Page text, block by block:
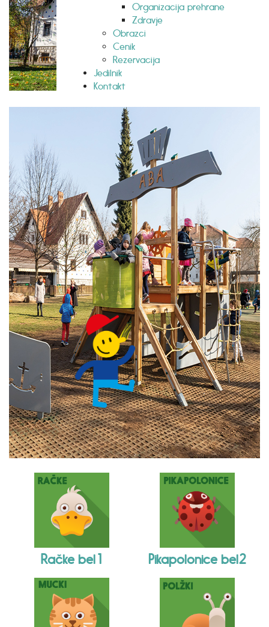
Organizacija prehrane
Zdravje
Obrazci
Cenik
Rezervacija
Jedilnik
Kontakt
Račke bel1 Pikapolonice bel2